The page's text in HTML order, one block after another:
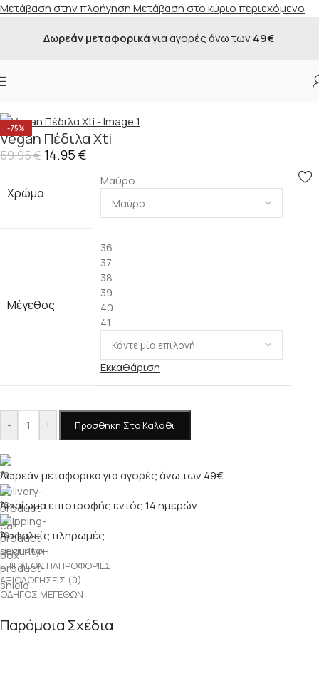
Μετάβαση στην πλοήγησηΜετάβαση στο κύριο περιεχόμενο
Δωρεάν μεταφορικάγια αγορές άνω των49€
Αρχική σελίδα
-75%
Vegan Πέδιλα Xti
59.95€ 14.95 €
Χρώμα
Μαύρο
Μέγεθος
36
37
38
39
40
41
Εκκαθάριση
- + Προσθήκη Στο Καλάθι
Δωρεάν μεταφορικά για αγορές άνω των 49€.
Δικαίωμα επιστροφής εντός 14 ημερών.
Ασφαλείς πληρωμές.
ΠΕΡΙΓΡΑΦΉ
ΕΠΙΠΛΈΟΝ ΠΛΗΡΟΦΟΡΊΕΣ
ΑΞΙΟΛΟΓΉΣΕΙΣ (0)
ΟΔΗΓΌΣ ΜΕΓΕΘΏΝ
Παρόμοια Σχέδια